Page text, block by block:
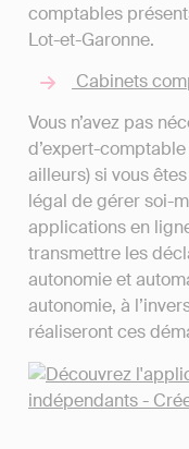
comptables
Lot-et-Garonne.
Cabinets
Vous n’avez pas
d’expert-
ailleurs) si vous
légal de gérer soi-
applications en
transmettre les
autonomie et
autonomie, à
réaliseront ces